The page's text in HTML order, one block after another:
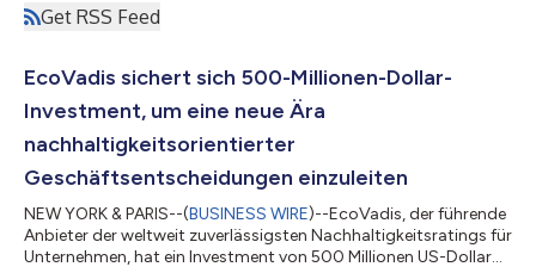
Get RSS Feed
EcoVadis sichert sich 500-Millionen-Dollar-
Investment, um eine neue Ära
nachhaltigkeitsorientierter
Geschäftsentscheidungen einzuleiten
NEW YORK & PARIS--(BUSINESS WIRE)--EcoVadis, der führende
Anbieter der weltweit zuverlässigsten Nachhaltigkeitsratings für
Unternehmen, hat ein Investment von 500 Millionen US-Dollar